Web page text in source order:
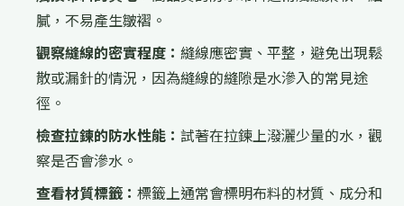
膩，不易產生皺褶。
觀察縫線的密實程度： 縫線應密實、平整，避免出現鬆
散或漏針的情況，因為縫線的縫隙是水滲入的常見途
徑。
檢查拉鍊的防水性能： 試著在拉鍊上潑灑少量的水，觀
察是否會滲水。
查看材質標籤： 標籤上通常會標明布料的材質、成分和